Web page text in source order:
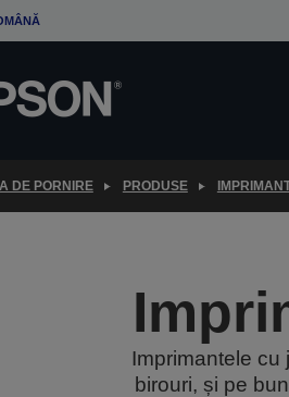
DE PORNIRE PRODUSE
Imprimantele cu
birouri, și pe